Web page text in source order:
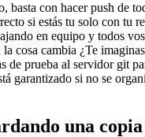
basta con hacer push de
si estás tu solo con tu
en equipo y todos
cosa cambia ¿Te
de prueba al servidor git
garantizado si no se
una